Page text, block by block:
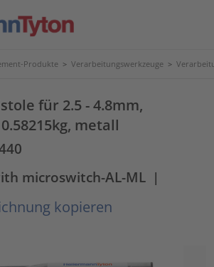
Produkte > Verarbeitungswerkzeuge >
für 2.5 - 4.8mm,
metall
microswitch-AL-ML |
kopieren